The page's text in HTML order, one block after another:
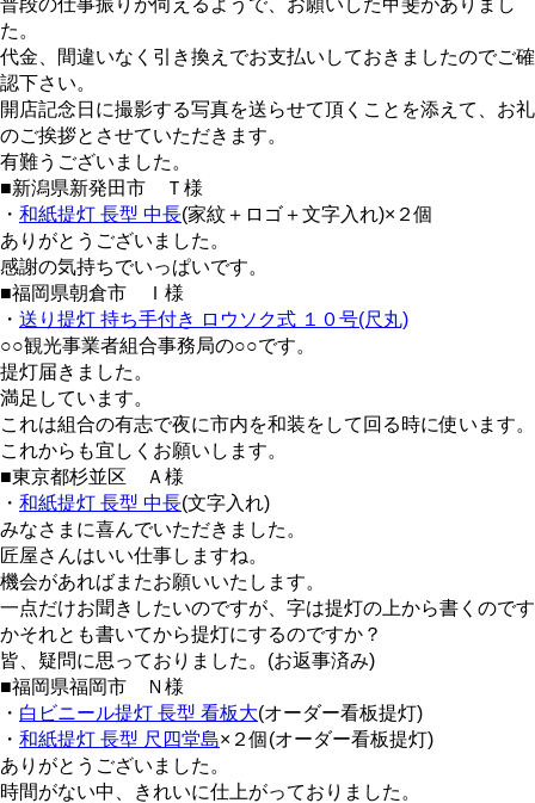
た。
代金、間違いなく引き換えでお支払いしておきましたのでご確
認下さい。
開店記念日に撮影する写真を送らせて頂くことを添えて、お礼
のご挨拶とさせていただきます。
有難うございました。
■新潟県新発田市 Ｔ様
・ 和紙提灯 長型 中長(家紋＋ロゴ＋文字入れ)×２個
ありがとうございました。
感謝の気持ちでいっぱいです。
■福岡県朝倉市 Ｉ様
・ 送り提灯 持ち手付き ロウソク式 １０号(尺丸)
○○観光事業者組合事務局の○○です。
提灯届きました。
満足しています。
これは組合の有志で夜に市内を和装をして回る時に使います。
これからも宜しくお願いします。
■東京都杉並区 Ａ様
・ 和紙提灯 長型 中長(文字入れ)
みなさまに喜んでいただきました。
匠屋さんはいい仕事しますね。
機会があればまたお願いいたします。
一点だけお聞きしたいのですが、字は提灯の上から書くのです
かそれとも書いてから提灯にするのですか？
皆、疑問に思っておりました。(お返事済み)
■福岡県福岡市 Ｎ様
・ 白ビニール提灯 長型 看板大(オーダー看板提灯)
・ 和紙提灯 長型 尺四堂島×２個(オーダー看板提灯)
ありがとうございました。
時間がない中、きれいに仕上がっておりました。